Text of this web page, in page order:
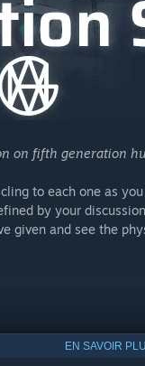
on fifth generation
to each one as
by your
given and see the
EN SAVOIR